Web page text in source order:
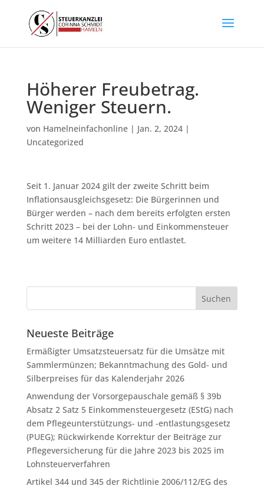
Höherer Freubetrag.
Weniger Steuern.
von Hamelneinfachonline| Jan. 2, 2024|
Uncategorized
Seit 1. Januar 2024 gilt der zweite Schritt beim
Inflationsausgleichsgesetz: Die Bürgerinnen und
Bürger werden – nach dem bereits erfolgten ersten
Schritt 2023 – bei der Lohn- und Einkommensteuer
um weitere 14 Milliarden Euro entlastet.
Neueste Beiträge
Ermäßigter Umsatzsteuersatz für die Umsätze mit
Sammlermünzen; Bekanntmachung des Gold- und
Silberpreises für das Kalenderjahr 2026
Anwendung der Vorsorgepauschale gemäß § 39b
Absatz 2 Satz 5 Einkommensteuergesetz (EStG) nach
dem Pflegeunterstützungs- und -entlastungsgesetz
(PUEG); Rückwirkende Korrektur der Beiträge zur
Pflegeversicherung für die Jahre 2023 bis 2025 im
Lohnsteuerverfahren
Artikel 344 und 345 der Richtlinie 2006/112/EG des